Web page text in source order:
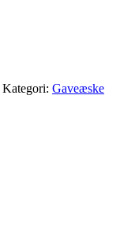
Kategori: Gaveæske